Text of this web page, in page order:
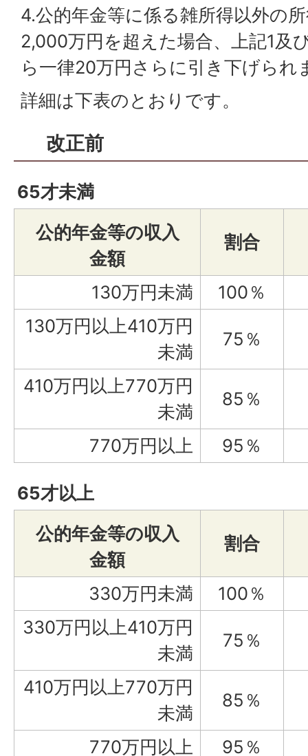
4.公的年金等に係る雑所得以外の
2,000万円を超えた場合、上記1及
ら一律20万円さらに引き下げられ
詳細は下表のとおりです。
改正前
65才未満
公的年金等の収入
金額
割合
130万円未満
100％
130万円以上410万円
未満
75％
410万円以上770万円
未満
85％
770万円以上 95％
65才以上
公的年金等の収入
金額
割合
330万円未満
100％
330万円以上410万円
未満
75％
410万円以上770万円
未満
85％
770万円以上 95％